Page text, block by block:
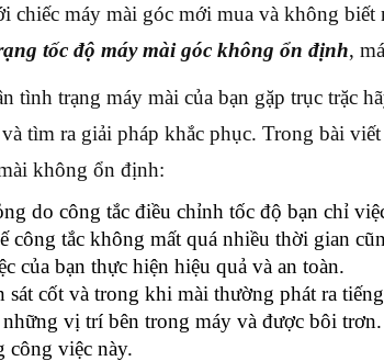
chiếc máy mài góc mới mua và không
tốc độ máy mài góc không ổn định,
tình trạng máy mài của bạn gặp trục trặc
tìm ra giải pháp khắc phục. Trong bài
không ổn định:
do công tắc điều chỉnh tốc độ bạn chỉ
công tắc không mất quá nhiều thời gian
của bạn thực hiện hiệu quả và an toàn.
sát cốt và trong khi mài thường phát ra
vị trí bên trong máy và được bôi
công việc này.